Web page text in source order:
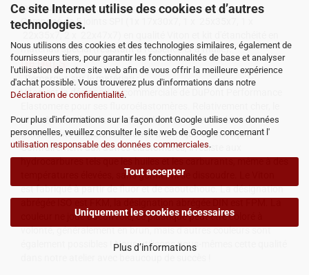
Ce site Internet utilise des cookies et d’autres
technologies.
Nous utilisons des cookies et des technologies similaires, également de
fournisseurs tiers, pour garantir les fonctionnalités de base et analyser
l'utilisation de notre site web afin de vous offrir la meilleure expérience
d'achat possible. Vous trouverez plus d'informations dans notre
Déclaration de confidentialité.
Pour plus d'informations sur la façon dont Google utilise vos données
personnelles, veuillez consulter le site web de Google concernant l'
utilisation responsable des données commerciales.
Tout accepter
Uniquement les cookies nécessaires
Plus d’informations
intérieurs.
Composé de 5 joints SPI (1x 17x30x7, 1 x 25x35x7, 1 x
22x35x7, 2 x 22x47x7) en qualité Viton et kit d'étanchéité en
matériau spécial (résistant à l'essence et à l'huile).
DETAILS
Remarque sur le matériau :
Viton est la désignation commerciale de DuPont Performance
Viton® est utilisé dans la technique comme matériau
d'étanchéité à haute résistance thermique et chimique.
Contrairement aux autres élastomères, il résiste aux
températures élevées, sans gonfler ni se dissoudre. Le Viton
est fabriqué à partir de fluor et de caoutchouc. La désignation
couleur ne joue aucun rôle, ce plastique peut être coloré à
volonté, généralement en brun, mais d'autres couleurs sont
également possibles ! Nous utilisons nous-mêmes cette qualité